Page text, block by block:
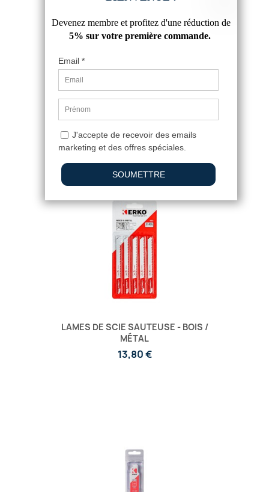
LAMES DE SCIE SAUTEUSE - BOIS /
11,21 €
LAMES DE SCIE SAUTEUSE - BOIS /
MÉTAL
13,80 €